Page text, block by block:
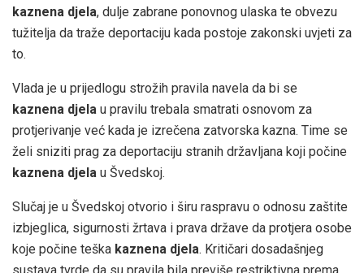
kaznena djela, dulje zabrane ponovnog ulaska te obvezu
tužitelja da traže deportaciju kada postoje zakonski uvjeti za
to.
Vlada je u prijedlogu strožih pravila navela da bi se
kaznena djela u pravilu trebala smatrati osnovom za
protjerivanje već kada je izrečena zatvorska kazna. Time se
želi sniziti prag za deportaciju stranih državljana koji počine
kaznena djela u Švedskoj.
Slučaj je u Švedskoj otvorio i širu raspravu o odnosu zaštite
izbjeglica, sigurnosti žrtava i prava države da protjera osobe
koje počine teška kaznena djela. Kritičari dosadašnjeg